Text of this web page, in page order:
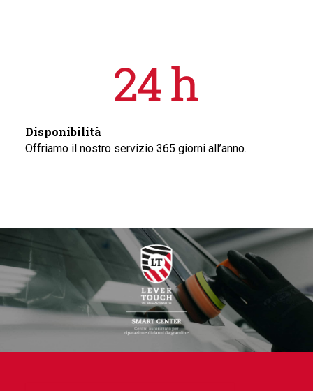
Disponibilità
Offriamo il nostro servizio 365 giorni all’anno.